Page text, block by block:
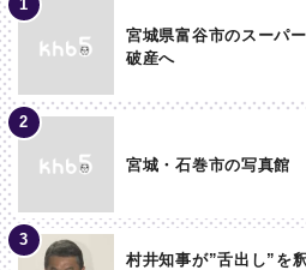
宮城県富谷市のスーパ
破産へ
宮城・石巻市の写真館
村井知事が”舌出し”を